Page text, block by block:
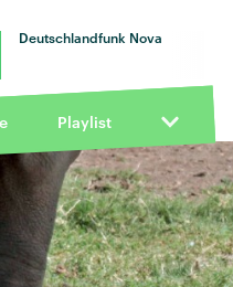
Deutschlandfunk Nova
Playlist